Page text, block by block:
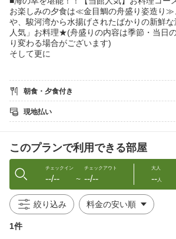
お楽しみの夕食は≪金目鯛の舟盛り姿造り
や、駿河湾から水揚げされたばかりの新鮮
人気」お料理★(舟盛りの内容は季節・当日
り変わる場合がございます)
そして更に
≪伊勢海老のお造り(9月中旬〜5月中旬)≫
(伊勢海老の漁期の終わる5月中旬〜9月中旬
勢海老 カニの入荷状況によりご希望に添え
す。
■お部屋
海が見える客室指定♪お部屋からは、堂ヶ島
「天窓洞」入口が眼下に広がる絶景。カップ
お勧めです。
堂ヶ島で唯一 客室や展望風呂から天然記念
望できる
全10室のアットホームな雰囲気の宿!
波の穏やかな日には何とも美しい青い海が眺
朝食・夕食付き
現地払い
このプランで利用できる部屋
チェックイン
--/-- 〜
チェックアウト
--/--
大人
--人
絞り込み
1件